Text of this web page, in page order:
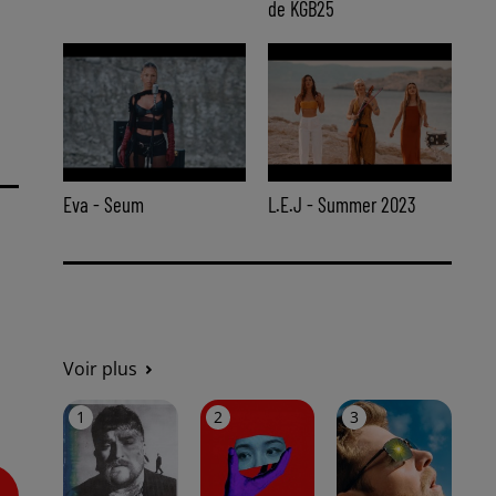
14h00 - 18h00
APREM WEEK-END ALSACE
de KGB25
Eva - Seum L.E.J - Summer 2023
Voir plus
1 2 3